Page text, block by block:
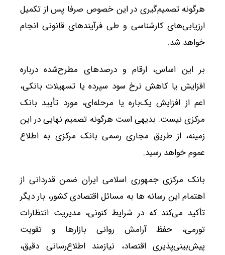
هرگونه تصمیم‌گیری در این خصوص صرفا پس از تکمیل
ارزیابی‌های کارشناسی و طی فرآیندهای قانونی انجام
خواهد شد.
بر این اساس، ارقام و درصدهای مطرح‌شده درباره
افزایش یا کاهش نرخ سود سپرده یا تسهیلات بانکی،
اعم از افزایش یک‌باره یا مرحله‌ای، مورد تأیید بانک
مرکزی نیست. بدیهی است هرگونه تصمیم نهایی در این
زمینه، از طریق مجاری رسمی بانک مرکزی به اطلاع
عموم خواهد رسید.
بانک مرکزی جمهوری اسلامی ایران ضمن قدردانی از
اهتمام این رسانه‌ ها به مسائل اقتصادی کشور، بار دیگر
تأکید می‌کند که در شرایط کنونی، مدیریت انتظارات
تورمی، حفظ آرامش روانی بازارها و تقویت
پیش‌بینی‌پذیری اقتصاد، نیازمند اطلاع‌رسانی دقیق،